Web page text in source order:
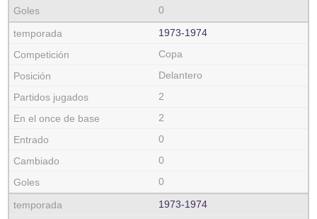
0
1973‑1974
Copa
Delantero
2
2
0
0
0
1973‑1974